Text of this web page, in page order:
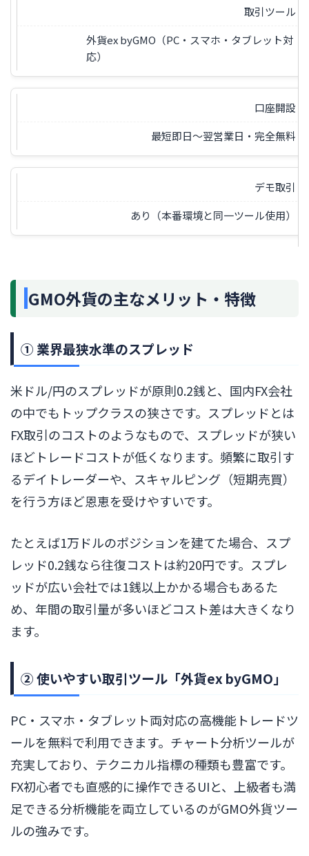
取引ツール
外貨ex byGMO（PC・スマホ・タブレット対
応）
口座開設
最短即日〜翌営業日・完全無料
デモ取引
あり（本番環境と同一ツール使用）
GMO外貨の主なメリット・特徴
① 業界最狭水準のスプレッド
米ドル/円のスプレッドが原則0.2銭と、国内FX会社
の中でもトップクラスの狭さです。スプレッドとは
FX取引のコストのようなもので、スプレッドが狭い
ほどトレードコストが低くなります。頻繁に取引す
るデイトレーダーや、スキャルピング（短期売買）
を行う方ほど恩恵を受けやすいです。
たとえば1万ドルのポジションを建てた場合、スプ
レッド0.2銭なら往復コストは約20円です。スプレ
ッドが広い会社では1銭以上かかる場合もあるた
め、年間の取引量が多いほどコスト差は大きくなり
ます。
② 使いやすい取引ツール「外貨ex byGMO」
PC・スマホ・タブレット両対応の高機能トレードツ
ールを無料で利用できます。チャート分析ツールが
充実しており、テクニカル指標の種類も豊富です。
FX初心者でも直感的に操作できるUIと、上級者も満
足できる分析機能を両立しているのがGMO外貨ツー
ルの強みです。